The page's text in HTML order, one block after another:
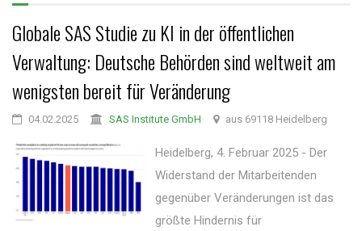
Globale SAS Studie zu KI in der öffentlichen
Verwaltung: Deutsche Behörden sind weltweit am
wenigsten bereit für Veränderung
04.02.2025 SAS Institute GmbH aus 69118 Heidelberg
Heidelberg, 4. Februar 2025 - Der
Widerstand der Mitarbeitenden
gegenüber Veränderungen ist das
größte Hindernis für